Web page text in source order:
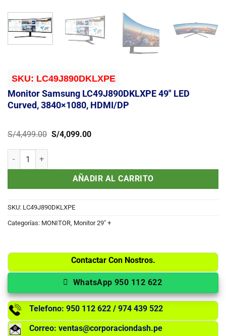
SKU: LC49J890DKLXPE
Monitor Samsung LC49J890DKLXPE 49″ LED
Curved, 3840×1080, HDMI/DP
S/4,499.00 El
S/4,099.00El
Monitor Samsung LC49J890DKLXPE 49" LED Curved, 3840x1080,
AÑADIR AL CARRITO
SKU: LC49J890DKLXPE
Categorías: MONITOR Monitor 29" +
Contactar Con Nostros.
WhatsApp 950 112 622
Telefono: 950 112 622 / 974 439 522
Correo: ventas@corporaciondash.pe